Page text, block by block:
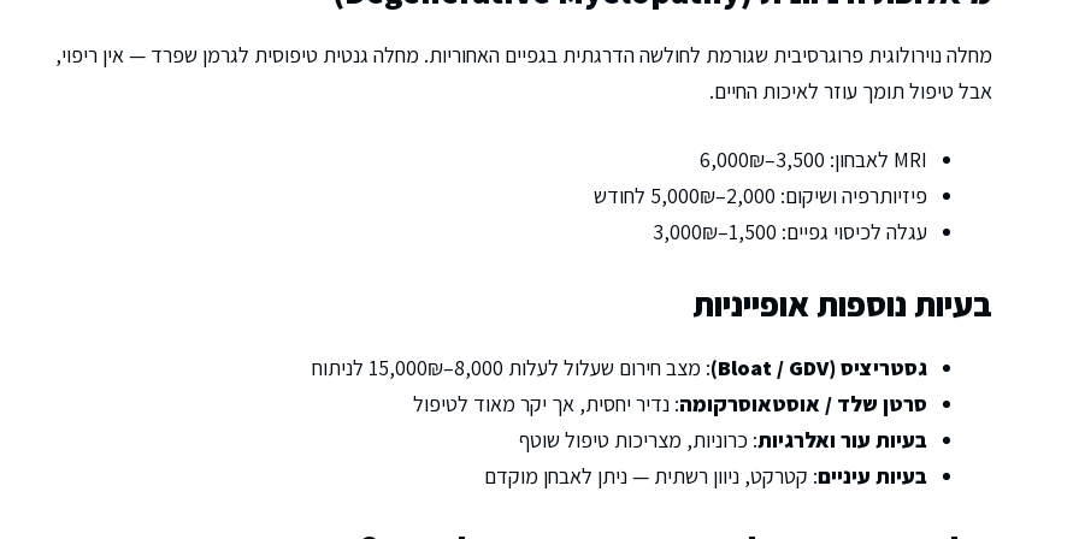
מחלה נוירולוגית פרוגרסיבית שגורמת לחולשה הדרגתית בגפיים האחוריות. מחלה גנטית טיפוסית לגרמן שפרד — אין ריפוי,
אבל טיפול תומך עוזר לאיכות החיים.
MRI לאבחון: 3,500–6,000₪
פיזיותרפיה ושיקום: 2,000–5,000₪ לחודש
עגלה לכיסוי גפיים: 1,500–3,000₪
בעיות נוספות אופייניות
גסטריציס (Bloat / GDV)
: מצב חירום שעלול לעלות 8,000–15,000₪ לניתוח
סרטן שלד / אוסטאוסרקומה: נדיר יחסית, אך יקר מאוד לטיפול
בעיות עור ואלרגיות: כרוניות, מצריכות טיפול שוטף
בעיות עיניים: קטרקט, ניוון רשתית — ניתן לאבחן מוקדם